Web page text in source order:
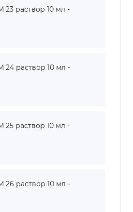
раствор 10 мл -
раствор 10 мл -
раствор 10 мл -
раствор 10 мл -